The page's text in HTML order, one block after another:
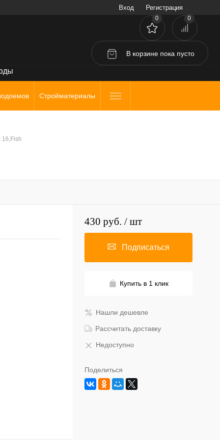
Вход Регистрация
0 0
В корзине пока пусто
Стройматериалы
16,Fish
430 руб. / шт
Подписаться
Купить в 1 клик
Нашли дешевле
Рассчитать доставку
Недоступно
Поделиться